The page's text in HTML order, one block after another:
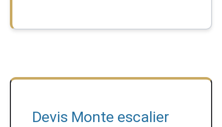
Devis Monte escalier